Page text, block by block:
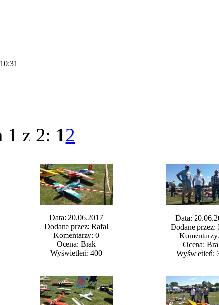
1 z 2: 12
Data: 20.06.2017
Dodane przez: Rafal
Komentarzy: 0
Ocena: Brak
Wyświetleń: 400
Data:
Dodane przez:
Ocena:
Wyświetleń: